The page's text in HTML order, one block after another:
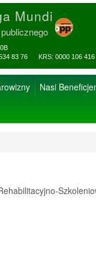
Mundi
83 76 KRS: 0000 106
Nasi